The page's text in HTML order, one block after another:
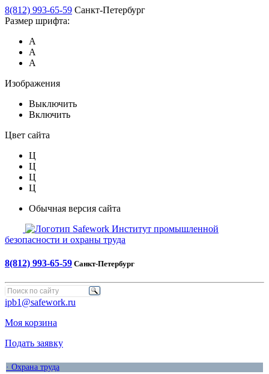
8(812) 993-65-59 Санкт-Петербург
Размер шрифта:
А
А
А
Изображения
Выключить
Включить
Цвет сайта
Ц
Ц
Ц
Ц
Обычная версия сайта
Safework Институт промышленной
безопасности и охраны труда
8(812) 993-65-59 Санкт-Петербург
ipb1@safework.ru
Моя корзина
Подать заявку
· Охрана труда